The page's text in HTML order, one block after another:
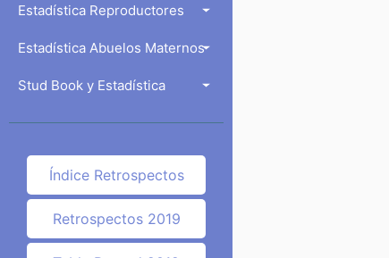
Estadística Reproductores
Estadística Abuelos Maternos
Stud Book y Estadística
Índice Retrospectos
Retrospectos 2019